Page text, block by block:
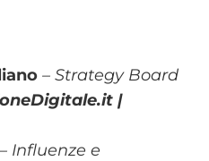
– Strategy Board
|
– Influenze e